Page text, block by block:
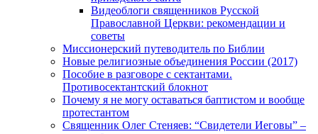
Видеоблоги священников Русской
Православной Церкви: рекомендации и
советы
Миссионерский путеводитель по Библии
Новые религиозные объединения России (2017)
Пособие в разговоре с сектантами.
Противосектантский блокнот
Почему я не могу оставаться баптистом и вообще
протестантом
Священник Олег Стеняев: “Свидетели Иеговы” –